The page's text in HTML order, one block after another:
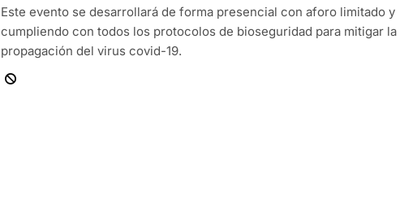
Este evento se desarrollará de forma presencial con aforo limitado y
cumpliendo con todos los protocolos de bioseguridad para mitigar la
propagación del virus covid-19.